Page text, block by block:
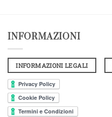
INFORMAZIONI
INFORMAZIONI LEGALI